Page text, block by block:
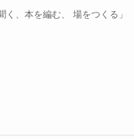
く、本を編む、 場をつくる」